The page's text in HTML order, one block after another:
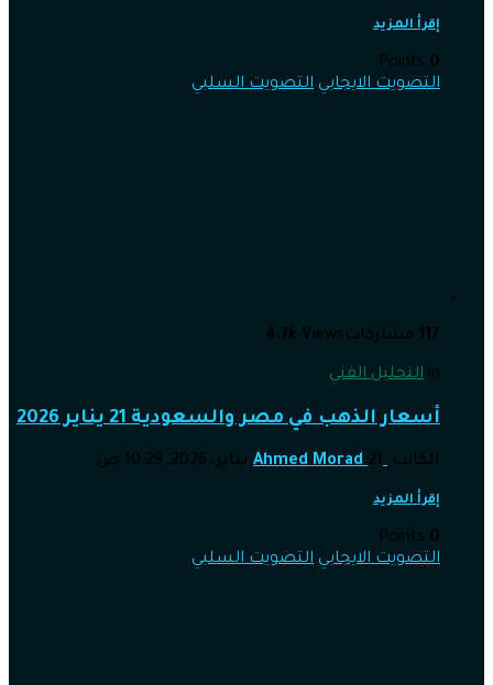
إقرأ المزيد
0
التصويت الايجابي التصويت السلبي
117 مشاركات 4.7k Views
in التحليل الفني
أسعار الذهب في مصر والسعودية 21 يناير 2026
الكاتب Ahmed Morad 21 يناير، 2026, 10:29 ص
إقرأ المزيد
0
التصويت الايجابي التصويت السلبي